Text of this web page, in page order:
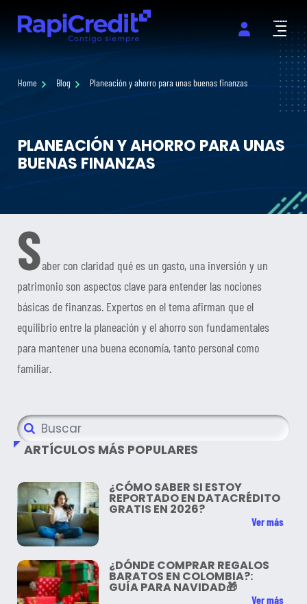
Abrir
PLANEACIÓN Y AHORRO PARA UNAS
BUENAS FINANZAS
Home Blog Planeación y ahorro para unas buenas finanzas
Saber con claridad qué es un gasto, una inversión y un
patrimonio son aspectos clave para entender las nociones
básicas de finanzas. Expertos en el tema afirman que el
equilibrio entre la planeación y el ahorro son fundamentales
para mantener una buena economía, tanto personal como
familiar.
ARTÍCULOS MÁS POPULARES
¿CÓMO SABER SI ESTOY
REPORTADO EN DATACRÉDITO
GRATIS EN 2026?
Ver más
¿DÓNDE COMPRAR REGALOS
BARATOS EN COLOMBIA?:
GUÍA PARA NAVIDAD🎁
Ver más